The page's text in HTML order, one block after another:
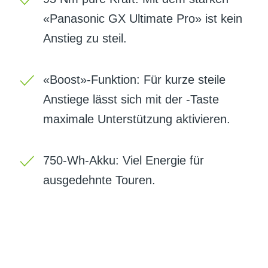
«Panasonic GX Ultimate Pro» ist kein
Anstieg zu steil.
«Boost»-Funktion: Für kurze steile
Anstiege lässt sich mit der -Taste
maximale Unterstützung aktivieren.
750-Wh-Akku: Viel Energie für
ausgedehnte Touren.